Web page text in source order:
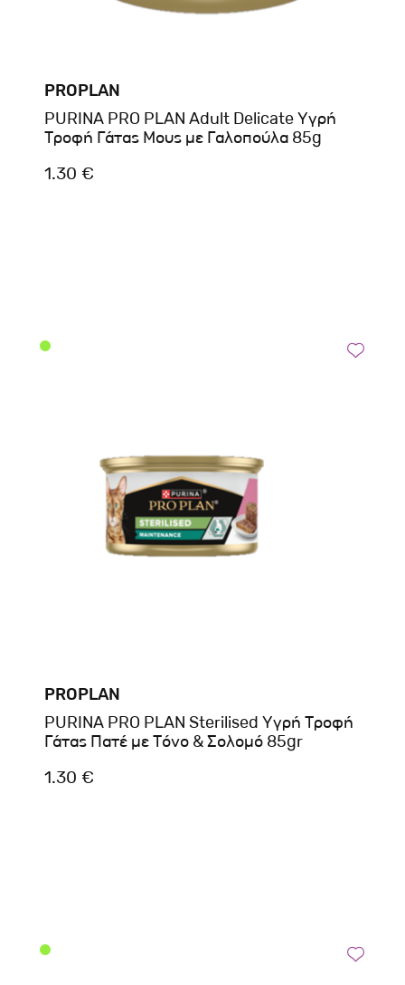
PROPLAN
PURINA PRO PLAN Adult Delicate Υγρή
Τροφή Γάτας Μους με Γαλοπούλα 85g
1.30 €
PROPLAN
PURINA PRO PLAN Sterilised Υγρή Τροφή
Γάτας Πατέ με Τόνο & Σολομό 85gr
1.30 €